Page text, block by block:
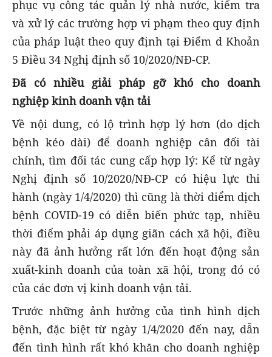
phục vụ công tác quản lý nhà nước, kiểm tra
và xử lý các trường hợp vi phạm theo quy định
của pháp luật theo quy định tại Điểm d Khoản
5 Điều 34 Nghị định số 10/2020/NĐ-CP.
Đã có nhiều giải pháp gỡ khó cho doanh
nghiệp kinh doanh vận tải
Về nội dung, có lộ trình hợp lý hơn (do dịch
bệnh kéo dài) để doanh nghiệp cân đối tài
chính, tìm đối tác cung cấp hợp lý: Kể từ ngày
Nghị định số 10/2020/NĐ-CP có hiệu lực thi
hành (ngày 1/4/2020) thì cũng là thời điểm dịch
bệnh COVID-19 có diễn biến phức tạp, nhiều
thời điểm phải áp dụng giãn cách xã hội, điều
này đã ảnh hưởng rất lớn đến hoạt động sản
xuất-kinh doanh của toàn xã hội, trong đó có
của các đơn vị kinh doanh vận tải.
Trước những ảnh hưởng của tình hình dịch
bệnh, đặc biệt từ ngày 1/4/2020 đến nay, dẫn
đến tình hình rất khó khăn cho doanh nghiệp